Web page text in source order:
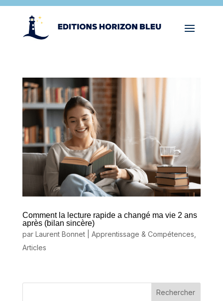
Comment la lecture rapide a changé ma vie 2 ans
après (bilan sincère)
par Laurent Bonnet| Apprentissage & Compétences
Articles
Rechercher